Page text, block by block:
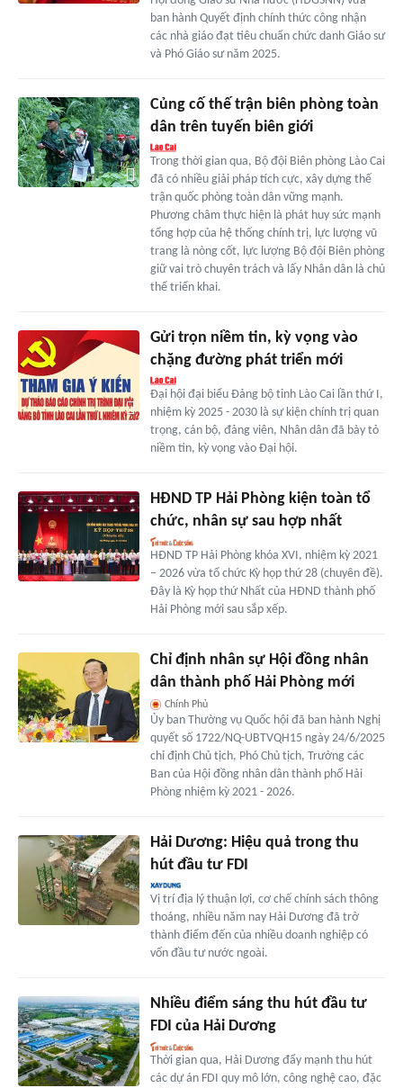
ban hành Quyết định chính thức công nhận
các nhà giáo đạt tiêu chuẩn chức danh Giáo sư
và Phó Giáo sư năm 2025.
Củng cố thế trận biên phòng toàn
dân trên tuyến biên giới
Trong thời gian qua, Bộ đội Biên phòng Lào Cai
đã có nhiều giải pháp tích cực, xây dựng thế
trận quốc phòng toàn dân vững mạnh.
Phương châm thực hiện là phát huy sức mạnh
tổng hợp của hệ thống chính trị, lực lượng vũ
trang là nòng cốt, lực lượng Bộ đội Biên phòng
giữ vai trò chuyên trách và lấy Nhân dân là chủ
thể triển khai.
Gửi trọn niềm tin, kỳ vọng vào
chặng đường phát triển mới
Đại hội đại biểu Đảng bộ tỉnh Lào Cai lần thứ I,
nhiệm kỳ 2025 - 2030 là sự kiện chính trị quan
trọng, cán bộ, đảng viên, Nhân dân đã bày tỏ
niềm tin, kỳ vọng vào Đại hội.
HĐND TP Hải Phòng kiện toàn tổ
chức, nhân sự sau hợp nhất
HĐND TP Hải Phòng khóa XVI, nhiệm kỳ 2021
– 2026 vừa tổ chức Kỳ họp thứ 28 (chuyên đề).
Đây là Kỳ họp thứ Nhất của HĐND thành phố
Hải Phòng mới sau sắp xếp.
Chỉ định nhân sự Hội đồng nhân
dân thành phố Hải Phòng mới
Chính Phủ
Ủy ban Thường vụ Quốc hội đã ban hành Nghị
quyết số 1722/NQ-UBTVQH15 ngày 24/6/2025
chỉ định Chủ tịch, Phó Chủ tịch, Trưởng các
Ban của Hội đồng nhân dân thành phố Hải
Phòng nhiệm kỳ 2021 - 2026.
Hải Dương: Hiệu quả trong thu
hút đầu tư FDI
Vị trí địa lý thuận lợi, cơ chế chính sách thông
thoáng, nhiều năm nay Hải Dương đã trở
thành điểm đến của nhiều doanh nghiệp có
vốn đầu tư nước ngoài.
Nhiều điểm sáng thu hút đầu tư
FDI của Hải Dương
Thời gian qua, Hải Dương đẩy mạnh thu hút
các dự án FDI quy mô lớn, công nghệ cao, đặc